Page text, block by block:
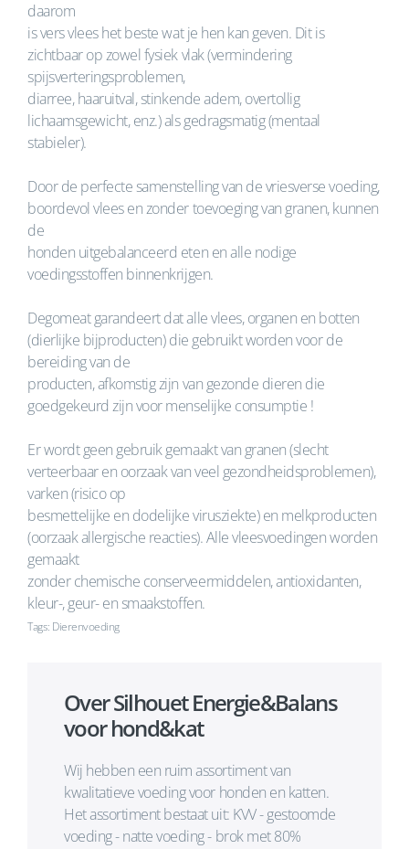
daarom
is vers vlees het beste wat je hen kan geven. Dit is
zichtbaar op zowel fysiek vlak (vermindering
spijsverteringsproblemen,
diarree, haaruitval, stinkende adem, overtollig
lichaamsgewicht, enz.) als gedragsmatig (mentaal
stabieler).
Door de perfecte samenstelling van de vriesverse voeding,
boordevol vlees en zonder toevoeging van granen, kunnen
de
honden uitgebalanceerd eten en alle nodige
voedingsstoffen binnenkrijgen.
Degomeat garandeert dat alle vlees, organen en botten
(dierlijke bijproducten) die gebruikt worden voor de
bereiding van de
producten, afkomstig zijn van gezonde dieren die
goedgekeurd zijn voor menselijke consumptie !
Er wordt geen gebruik gemaakt van granen (slecht
verteerbaar en oorzaak van veel gezondheidsproblemen),
varken (risico op
besmettelijke en dodelijke virusziekte) en melkproducten
(oorzaak allergische reacties). Alle vleesvoedingen worden
gemaakt
zonder chemische conserveermiddelen, antioxidanten,
kleur-, geur- en smaakstoffen.
Tags: Dierenvoeding
Over Silhouet Energie&Balans
voor hond&kat
Wij hebben een ruim assortiment van
kwalitatieve voeding voor honden en katten.
Het assortiment bestaat uit: KVV - gestoomde
voeding - natte voeding - brok met 80%